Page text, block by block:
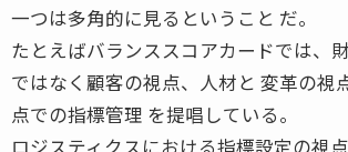
一つは多角的に見るということ だ。
たとえばバランススコアカードでは、
ではなく顧客の視点、人材と 変革の視
点での指標管理 を提唱している。
ロジスティクスにおける指標設定の視